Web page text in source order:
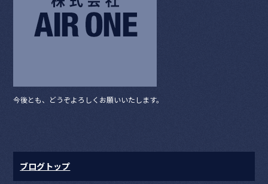
o
o
今後とも、どうぞよろしくお願いいたします。
ブログトップ